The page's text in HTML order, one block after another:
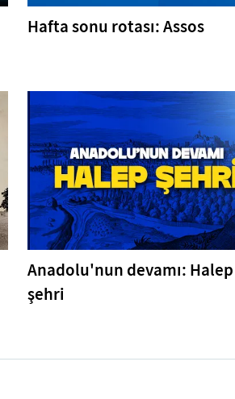
Hafta sonu rotası: Assos
Anadolu'nun devamı: Halep
şehri